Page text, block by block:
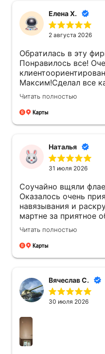
окончании Вадим,
чтобы убрать
Наилучшие
рекомендации
знакомым!!!
Елена Х.
2 августа 2026
Обратилась в эту
Понравилось все!
Максим!Сделал все
подсказывал
Огромная ему
Рекомендую
Читать полностью
Наталья
31 июля 2026
Соучайно вщяли
Оказалось очень
навязывания и
мартне за приятное общение ,
подробные
за четкую работу. Мы
Читать полностью
Вячеслав С.
30 июля 2026